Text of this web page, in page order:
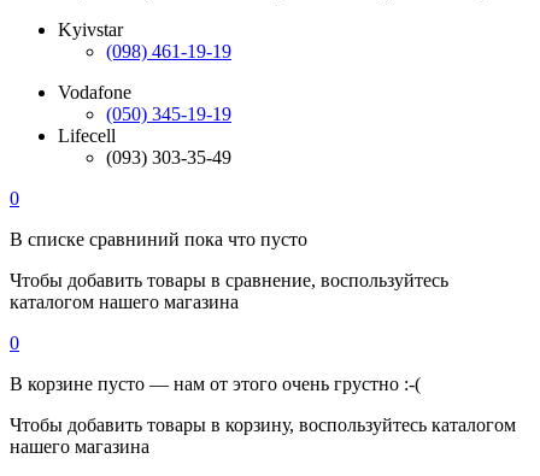
Kyivstar
(098) 461-19-19
Vodafone
(050) 345-19-19
Lifecell
(093) 303-35-49
0
В списке сравниний пока что пусто
Чтобы добавить товары в сравнение, воспользуйтесь
каталогом нашего магазина
0
В корзине пусто — нам от этого очень грустно :-(
Чтобы добавить товары в корзину, воспользуйтесь каталогом
нашего магазина